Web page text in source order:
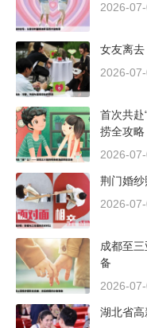
2026-
女友离
2026-
首次共
捞全攻略
2026-
荆门婚
2026-
成都至
备
2026-
湖北省